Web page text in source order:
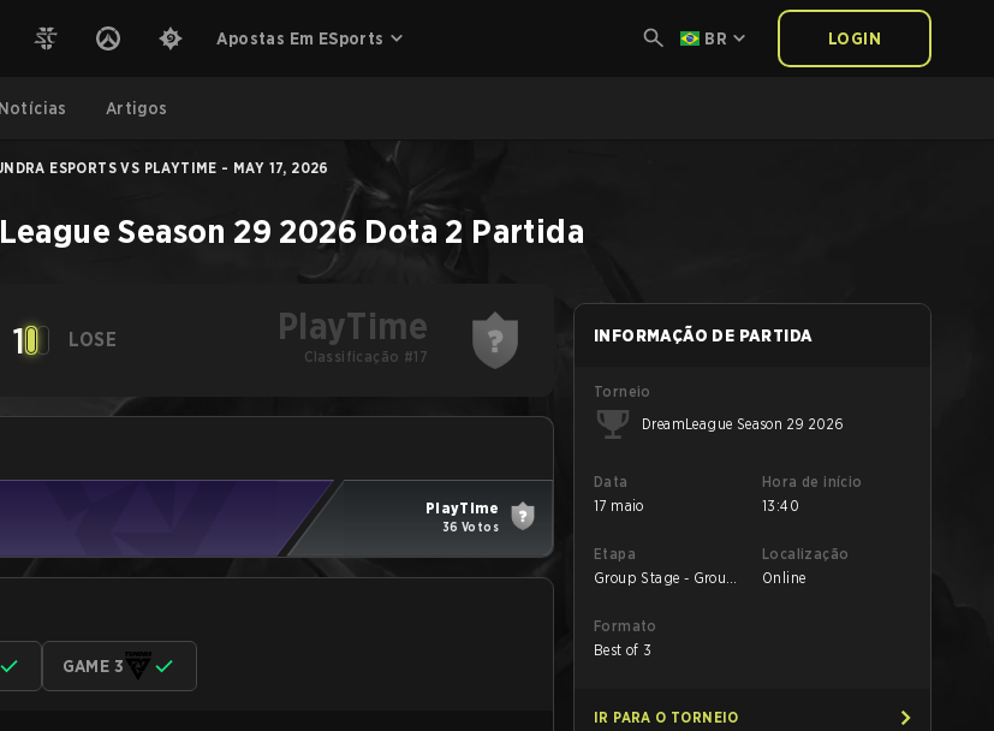
Apostas Em ESports BR LOGIN
Notícias Artigos
ESPORTS VS PLAYTIME - MAY 17, 2026
Season 29 2026 Dota 2 Partida
1 LOSE PlayTime
Classificação #17
PlayTime
36 Votos
GAME 3
INFORMAÇÃO DE PARTIDA
Torneio
DreamLeague Season 29 2026
Data
17 maio
Hora de início
13:40
Etapa
Group Stage - Group
Localização
Online
Formato
Best of 3
IR PARA O TORNEIO